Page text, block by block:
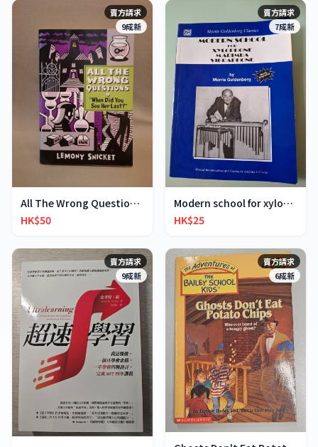
賣方請求
9成新
All The Wrong Questions 2: "When Did You See Her L
HK$50
賣方請求
7成新
Modern school for xylophone marimba vibraphone
HK$25
賣方請求
9成新
賣方請求
6成新